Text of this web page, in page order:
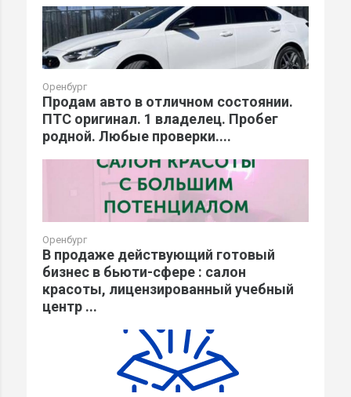
Оренбург
Продам авто в отличном состоянии.
ПТС оригинал. 1 владелец. Пробег
родной. Любые проверки....
Оренбург
В продаже действующий готовый
бизнес в бьюти-сфере : салон
красоты, лицензированный учебный
центр ...